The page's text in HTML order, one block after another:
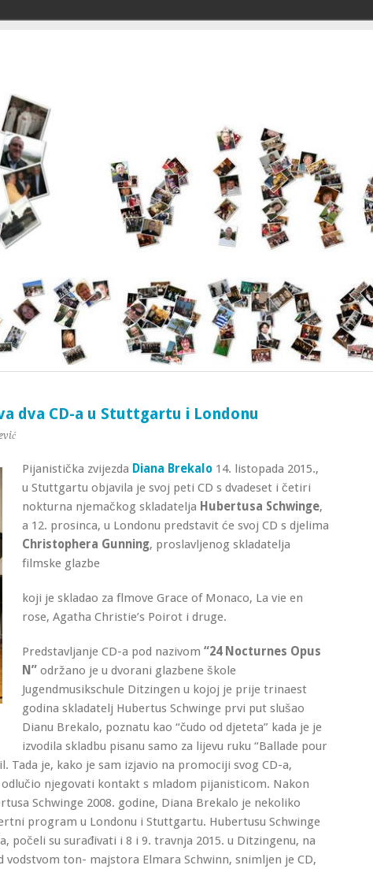
dva CD-a u Stuttgartu i Londonu
Pijanistička zvijezda Diana Brekalo 14. listopada 2015.,
u Stuttgartu objavila je svoj peti CD s dvadeset i četiri
nokturna njemačkog skladatelja Hubertusa Schwinge,
a 12. prosinca, u Londonu predstavit će svoj CD s djelima
Christophera Gunning, proslavljenog skladatelja
filmske glazbe
koji je skladao za flmove Grace of Monaco, La vie en
rose, Agatha Christie’s Poirot i druge.
Predstavljanje CD-a pod nazivom “24 Nocturnes Opus
N” održano je u dvorani glazbene škole
Jugendmusikschule Ditzingen u kojoj je prije trinaest
godina skladatelj Hubertus Schwinge prvi put slušao
Dianu Brekalo, poznatu kao “čudo od djeteta” kada je je
izvodila skladbu pisanu samo za lijevu ruku “Ballade pour
Tada je, kako je sam izjavio na promociji svog CD-a,
njegovati kontakt s mladom pijanisticom. Nakon
Schwinge 2008. godine, Diana Brekalo je nekoliko
program u Londonu i Stuttgartu. Hubertusu Schwinge
počeli su surađivati i 8 i 9. travnja 2015. u Ditzingenu, na
vodstvom ton- majstora Elmara Schwinn, snimljen je CD,